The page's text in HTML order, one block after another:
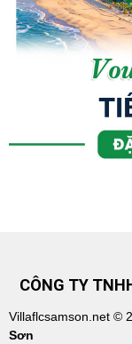
CÔNG TY
Villaflcsamson.net ©
Sơn